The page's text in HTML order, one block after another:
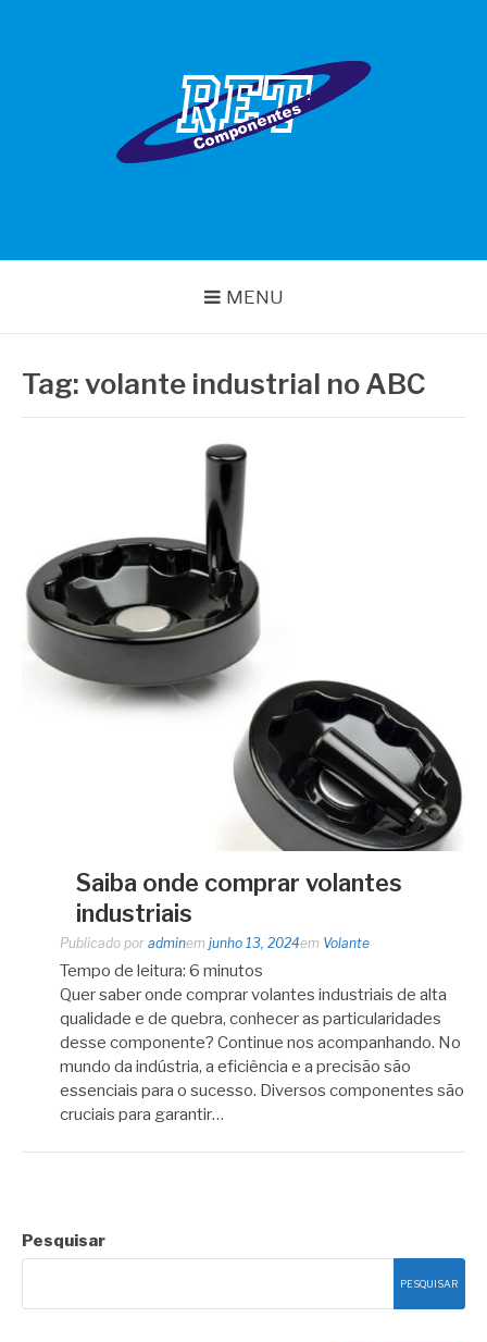
MENU
Tag:volante industrial no ABC
Saiba onde comprar volantes
industriais
Publicado por adminem junho 13, 2024em Volante
Tempo de leitura: 6 minutos
Quer saber onde comprar volantes industriais de alta
qualidade e de quebra, conhecer as particularidades
desse componente? Continue nos acompanhando. No
mundo da indústria, a eficiência e a precisão são
essenciais para o sucesso. Diversos componentes são
cruciais para garantir…
Pesquisar
PESQUISAR